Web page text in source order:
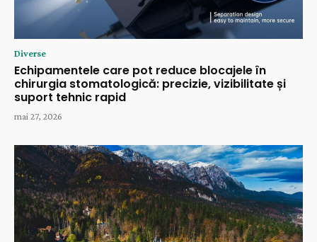
Diverse
Echipamentele care pot reduce blocajele în
chirurgia stomatologică: precizie, vizibilitate și
suport tehnic rapid
mai 27, 2026